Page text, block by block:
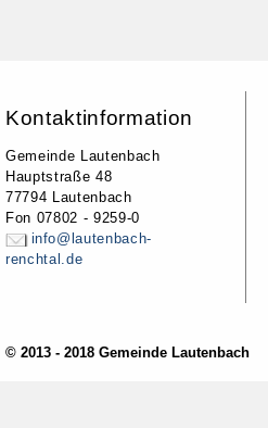
Kontaktinformation
Gemeinde Lautenbach
Hauptstraße 48
77794 Lautenbach
Fon 07802 - 9259-0
info@lautenbach-
renchtal.de
© 2013 - 2018 Gemeinde Lautenbach